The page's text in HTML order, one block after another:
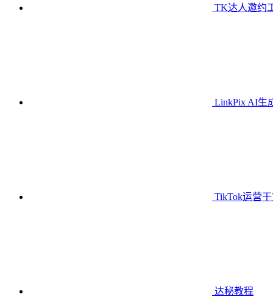
TK达人邀约
LinkPix AI生
TikTok运营
达秘教程